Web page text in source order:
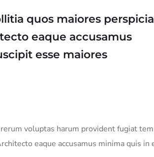
quos maiores
eaque accusamus
esse maiores
voluptas harum provident fugiat
eaque accusamus minima quis in